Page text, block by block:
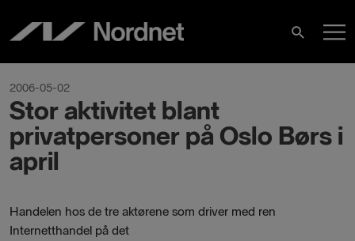
content
Search
2006-05-02
Stor aktivitet blant
privatpersoner på Oslo Børs i
april
Handelen hos de tre aktørene som driver med ren
Internetthandel på det